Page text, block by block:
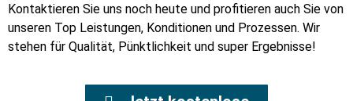
Kontaktieren Sie uns noch heute und profitieren auch Sie von
unseren Top Leistungen, Konditionen und Prozessen. Wir
stehen für Qualität, Pünktlichkeit und super Ergebnisse!